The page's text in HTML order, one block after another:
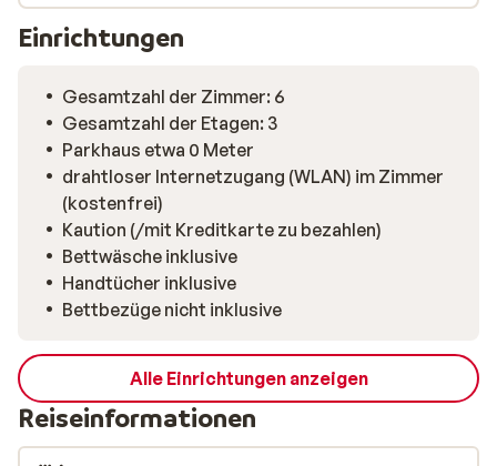
Einrichtungen
Gesamtzahl der Zimmer: 6
Gesamtzahl der Etagen: 3
Parkhaus etwa 0 Meter
drahtloser Internetzugang (WLAN) im Zimmer
(kostenfrei)
Kaution (/mit Kreditkarte zu bezahlen)
Bettwäsche inklusive
Handtücher inklusive
Bettbezüge nicht inklusive
Alle Einrichtungen anzeigen
Reiseinformationen